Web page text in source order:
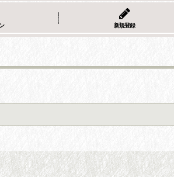
新規登録